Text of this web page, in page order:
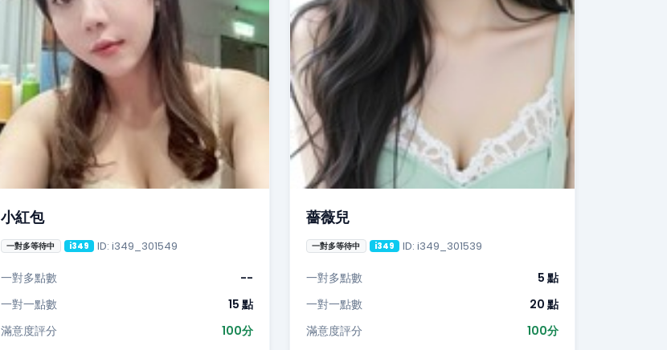
小紅包
一對多等待中 i349 ID: i349_301549
一對多點數
--
一對一點數
15 點
滿意度評分
100分
薔薇兒
一對多等待中 i349 ID: i349_301539
一對多點數
5 點
一對一點數
20 點
滿意度評分
100分